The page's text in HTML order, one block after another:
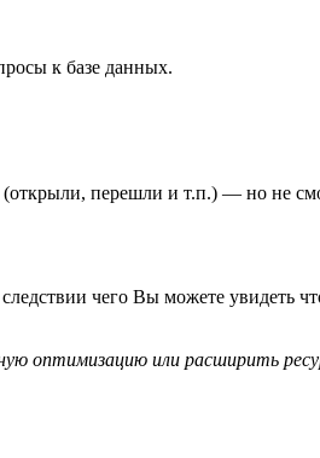
к базе данных.
перешли и т.п.) — но не
чего Вы можете увидеть
оптимизацию или расширить